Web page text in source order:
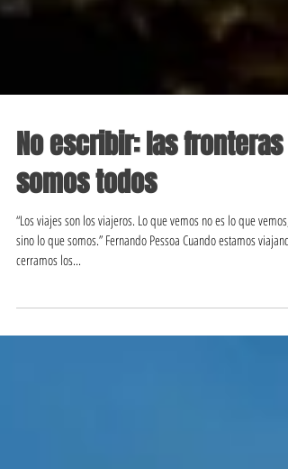
No escribir: las fronteras
somos todos
“Los viajes son los viajeros. Lo que vemos no es lo que vemos,
cerramos los...